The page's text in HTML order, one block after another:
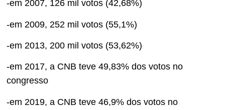
-em 2007, 126 mil votos (42,68%)
-em 2009, 252 mil votos (55,1%)
-em 2013, 200 mil votos (53,62%)
-em 2017, a CNB teve 49,83% dos votos no
congresso
-em 2019, a CNB teve 46,9% dos votos no